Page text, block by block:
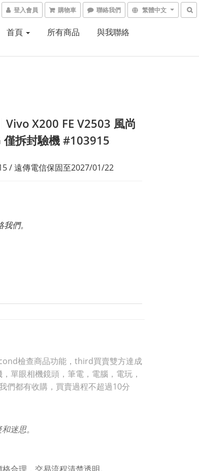
登入會員 購物車 聯絡我們 繁體中文
首頁 所有商品 與我聯絡
Vivo X200 FE V2503 風尚
僅拆封驗機 #103915
/ 遠傳電信保固至2027/01/22
們。
檢查商品功能，third買賣雙方達成
單眼相機鏡頭，筆電，電腦，電玩，
們都有收購，買賣過程不超過10分
迷思。